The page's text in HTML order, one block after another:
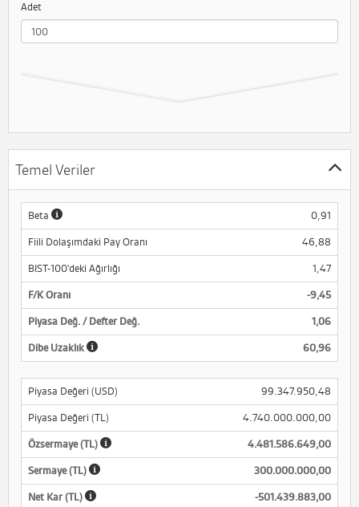
Adet
Temel Veriler
Beta 0,91
Fiili Dolaşımdaki Pay Oranı 46,88
BIST-100'deki Ağırlığı 1,47
F/K Oranı -9,45
Piyasa Değ. / Defter Değ. 1,06
Dibe Uzaklık 60,96
Piyasa Değeri (USD) 99.347.950,48
Piyasa Değeri (TL) 4.740.000.000,00
Özsermaye (TL) 4.481.586.649,00
Sermaye (TL) 300.000.000,00
Net Kar (TL) -501.439.883,00